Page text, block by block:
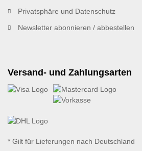
Privatsphäre und Datenschutz
Newsletter abonnieren / abbestellen
Versand- und Zahlungsarten
* Gilt für Lieferungen nach Deutschland